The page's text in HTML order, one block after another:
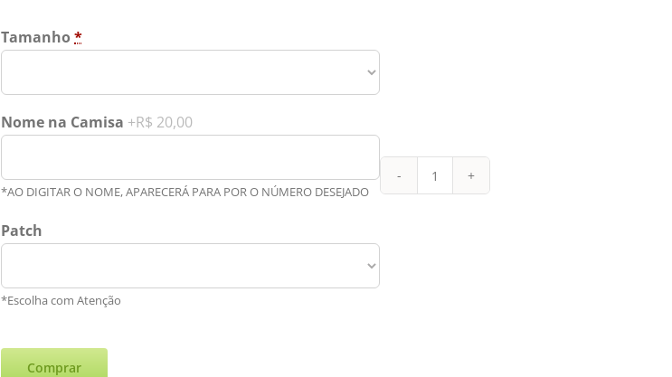
Tamanho *
Nome na Camisa +R$ 20,00
*AO DIGITAR O NOME, APARECERÁ PARA POR O NÚMERO DESEJADO
Patch
*Escolha com Atenção
Tottenham
Comprar